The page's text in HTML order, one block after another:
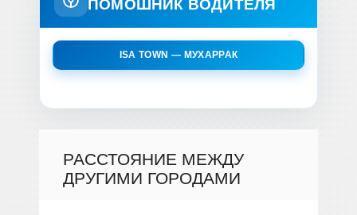
ПОМОШНИК ВОДИТЕЛЯ
ISA TOWN — МУХАРРАК
РАССТОЯНИЕ МЕЖДУ
ДРУГИМИ ГОРОДАМИ